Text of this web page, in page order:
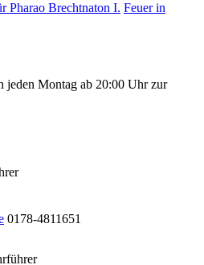
Pharao Brechtnaton I. Feuer in
jeden Montag ab 20:00 Uhr zur
0178-4811651